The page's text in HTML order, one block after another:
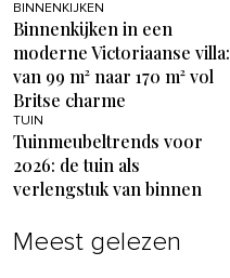
BINNENKIJKEN
Binnenkijken in een
moderne Victoriaanse villa:
van 99 m² naar 170 m² vol
Britse charme
TUIN
Tuinmeubeltrends voor
2026: de tuin als
verlengstuk van binnen
Meest gelezen